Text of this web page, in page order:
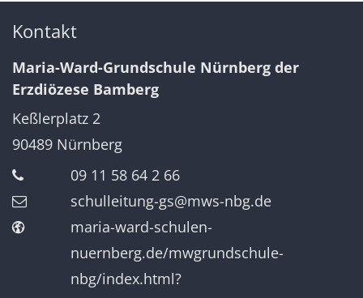
Kontakt
Maria-Ward-Grundschule Nürnberg der
Erzdiözese Bamberg
Keßlerplatz 2
90489 Nürnberg
09 11 58 64 2 66
schulleitung-gs@mws-nbg.de
maria-ward-schulen-
nuernberg.de/mwgrundschule-
nbg/index.html?